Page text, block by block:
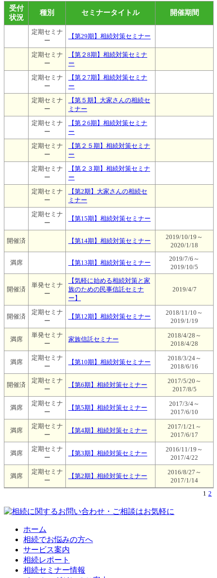
受付
状況
種別 セミナータイトル 開催期間
定期セミナ
ー
【第29期】相続対策セミナー
定期セミナ
ー
【第２8期】相続対策セミナ
ー
定期セミナ
ー
【第２7期】相続対策セミナ
ー
定期セミナ
ー
【第５期】大家さんの相続セ
ミナー
定期セミナ
ー
【第２6期】相続対策セミナ
ー
定期セミナ
ー
【第２５期】相続対策セミナ
ー
定期セミナ
ー
【第２３期】相続対策セミナ
ー
定期セミナ
ー
【第2期】大家さんの相続セ
ミナー
定期セミナ
ー
【第15期】相続対策セミナー
開催済 【第14期】相続対策セミナー
2019/10/19～
2020/1/18
満席 【第13期】相続対策セミナー
2019/7/6～
2019/10/5
開催済
単発セミナ
ー
【気軽に始める相続対策と家
族のための民事信託セミナ
ー】
2019/4/7
開催済
定期セミナ
ー
【第12期】相続対策セミナー
2018/11/10～
2019/1/19
満席
単発セミナ
ー
家族信託セミナー
2018/4/28～
2018/4/28
満席
定期セミナ
ー
【第10期】相続対策セミナー
2018/3/24～
2018/6/16
開催済
定期セミナ
ー
【第6期】相続対策セミナー
2017/5/20～
2017/8/5
満席
定期セミナ
ー
【第5期】相続対策セミナー
2017/3/4～
2017/6/10
満席
定期セミナ
ー
【第4期】相続対策セミナー
2017/1/21～
2017/6/17
満席
定期セミナ
ー
【第3期】相続対策セミナー
2016/11/19～
2017/4/22
満席
定期セミナ
ー
【第2期】相続対策セミナー
2016/8/27～
2017/1/14
1 2
ホーム
相続でお悩みの方へ
サービス案内
相続レポート
相続セミナー情報